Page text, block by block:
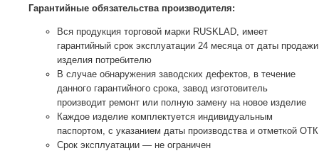
Гарантийные обязательства производителя:
Вся продукция торговой марки RUSKLAD, имеет
гарантийный срок эксплуатации 24 месяца от даты продажи
изделия потребителю
В случае обнаружения заводских дефектов, в течение
данного гарантийного срока, завод изготовитель
производит ремонт или полную замену на новое изделие
Каждое изделие комплектуется индивидуальным
паспортом, с указанием даты производства и отметкой ОТК
Срок эксплуатации — не ограничен